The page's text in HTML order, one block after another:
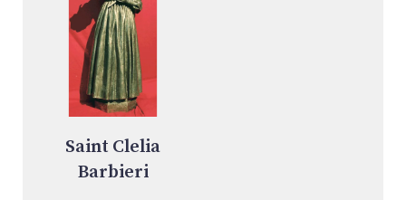
Saint Clelia
Barbieri